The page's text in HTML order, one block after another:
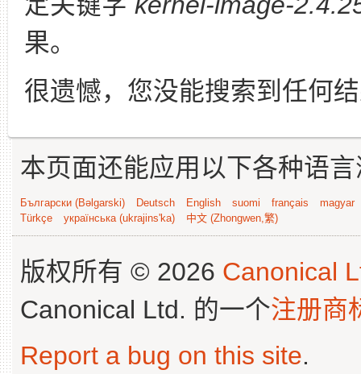
果。
很遗憾，您没能搜索到任何
本页面还能应用以下各种语
Български (Bəlgarski) Deutsch English suomi français
magyar
Türkçe
українська (ukrajins'ka) 中文 (Zhongwen,繁)
版权所有 © 2026 Canonical
Canonical Ltd. 的一个注册商
Report a bug on this site.